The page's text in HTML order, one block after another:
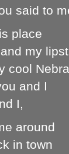
said to
place
my
cool
and I
I,
around
in town